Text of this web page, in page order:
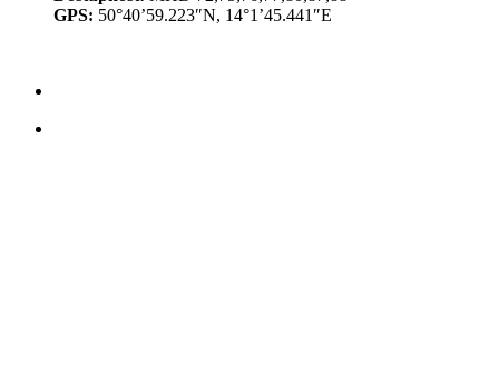
GPS: 50°40’59.223″N, 14°1’45.441″E